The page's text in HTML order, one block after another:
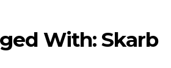
With: Skarb